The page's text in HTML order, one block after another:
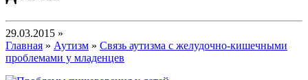
29.03.2015 »
Главная » Аутизм » Связь аутизма с желудочно-кишечными
проблемами у младенцев